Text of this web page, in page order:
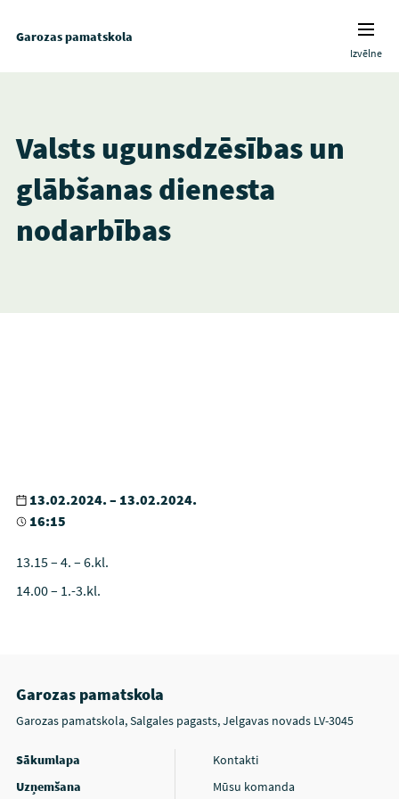
Garozas pamatskola
Izvēlne
Valsts ugunsdzēsības un
glābšanas dienesta
nodarbības
13.02.2024. – 13.02.2024.
16:15
13.15 – 4. – 6.kl.
14.00 – 1.-3.kl.
Garozas pamatskola
Garozas pamatskola, Salgales pagasts, Jelgavas novads LV-3045
Sākumlapa
Uzņemšana
Kontakti
Mūsu komanda